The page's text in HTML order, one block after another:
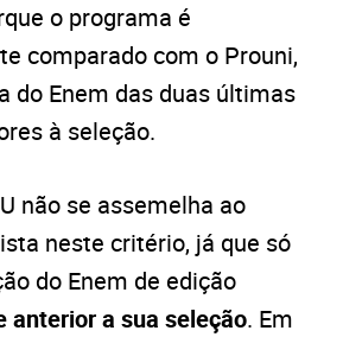
o programa é
comparado com o Prouni,
do Enem das duas últimas
à seleção.
não se assemelha ao
neste critério, já que só
do Enem de edição
anterior a sua seleção. Em